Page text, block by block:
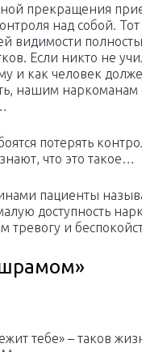
прекращения
над собой.
видимости
Если никто не
и как человек
нашим наркоманам
потерять
что это такое…
пациенты
доступность
тревогу и
тебе» – таков